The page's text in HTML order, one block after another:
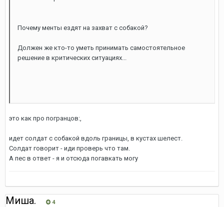
Почему менты ездят на захват с собакой?
Должен же кто-то уметь принимать самостоятельное
решение в критических ситуациях...
это как про погранцов:,
идет солдат с собакой вдоль границы, в кустах шелест.
Солдат говорит - иди проверь что там.
А пес в ответ - я и отсюда погавкать могу
Миша. 4